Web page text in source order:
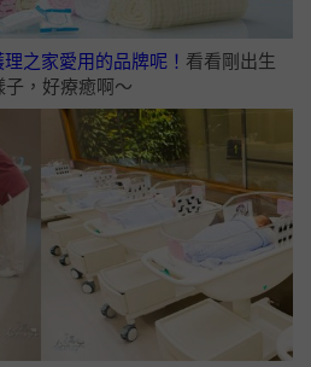
之家愛用的品牌呢！ 看看剛出生
，好療癒啊～